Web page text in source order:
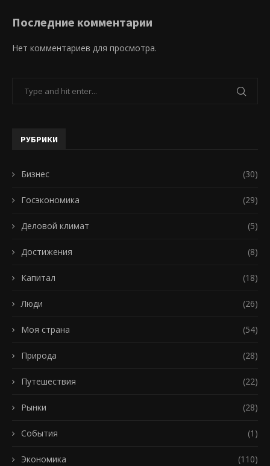
Последние комментарии
Нет комментариев для просмотра.
РУБРИКИ
Бизнес (30)
Госэкономика (29)
Деловой климат (5)
Достижения (8)
Капитал (18)
Люди (26)
Моя страна (54)
Природа (28)
Путешествия (22)
Рынки (28)
События (1)
Экономика (110)